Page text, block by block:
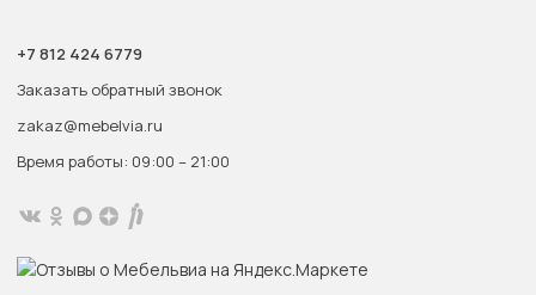
+7 812 424 6779
Заказать обратный звонок
zakaz@mebelvia.ru
Время работы: 09:00 – 21:00